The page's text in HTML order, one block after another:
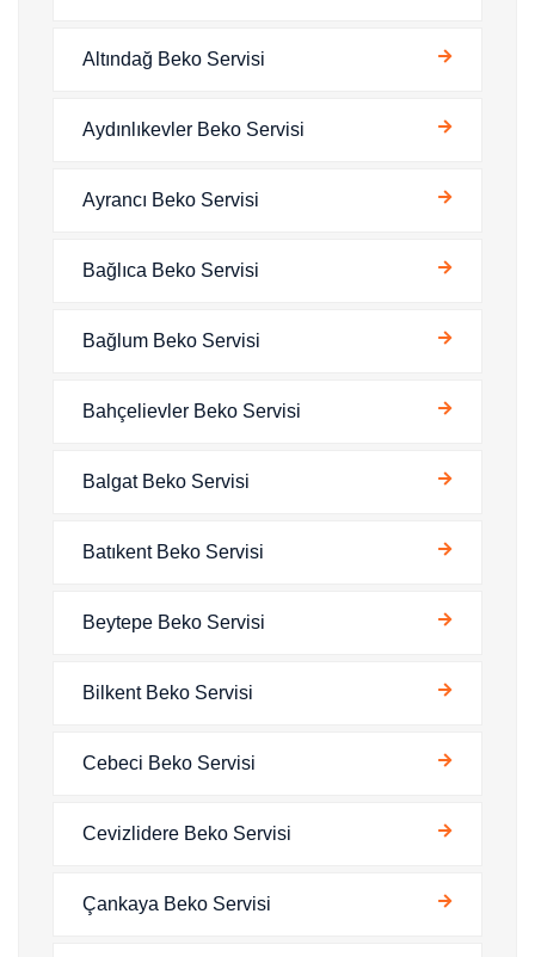
Altındağ Beko Servisi
Aydınlıkevler Beko Servisi
Ayrancı Beko Servisi
Bağlıca Beko Servisi
Bağlum Beko Servisi
Bahçelievler Beko Servisi
Balgat Beko Servisi
Batıkent Beko Servisi
Beytepe Beko Servisi
Bilkent Beko Servisi
Cebeci Beko Servisi
Cevizlidere Beko Servisi
Çankaya Beko Servisi